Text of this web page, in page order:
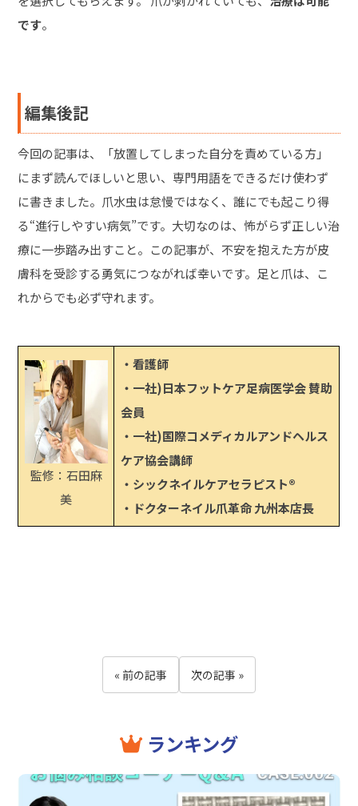
です。
編集後記
今回の記事は、「放置してしまった自分を責めている方」
にまず読んでほしいと思い、専門用語をできるだけ使わず
に書きました。爪水虫は怠慢ではなく、誰にでも起こり得
る“進行しやすい病気”です。大切なのは、怖がらず正しい治
療に一歩踏み出すこと。この記事が、不安を抱えた方が皮
膚科を受診する勇気につながれば幸いです。足と爪は、こ
れからでも必ず守れます。
監修：石田麻
美
・看護師
・一社)日本フットケア足病医学会 賛助
会員
・一社)国際コメディカルアンドヘルス
ケア協会講師
・シックネイルケアセラピスト®
・ドクターネイル爪革命 九州本店長
« 前の記事 次の記事 »
ランキング